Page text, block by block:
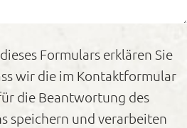
Formulars erklären Sie
wir die im Kontaktformular
die Beantwortung des
speichern und verarbeiten